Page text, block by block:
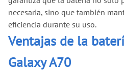
necesaria, sino que también
eficiencia durante su uso.
Ventajas de la
Galaxy A70